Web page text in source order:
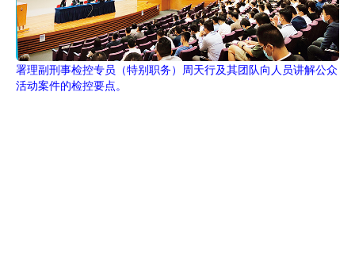
署理副刑事检控专员（特别职务）周天行及其团队向人员讲解公众
活动案件的检控要点。